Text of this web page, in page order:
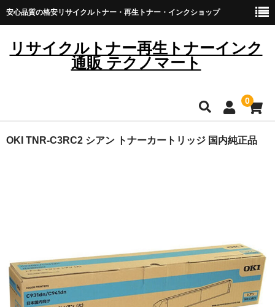
安心品質の格安リサイクルトナー・再生トナー・インクショップ
リサイクルトナー再生トナーインク
通販 テクノマート
0
HOME
リコー
OKI
OKI TNR-C3RC2 シアン トナーカートリッジ 国内純正品